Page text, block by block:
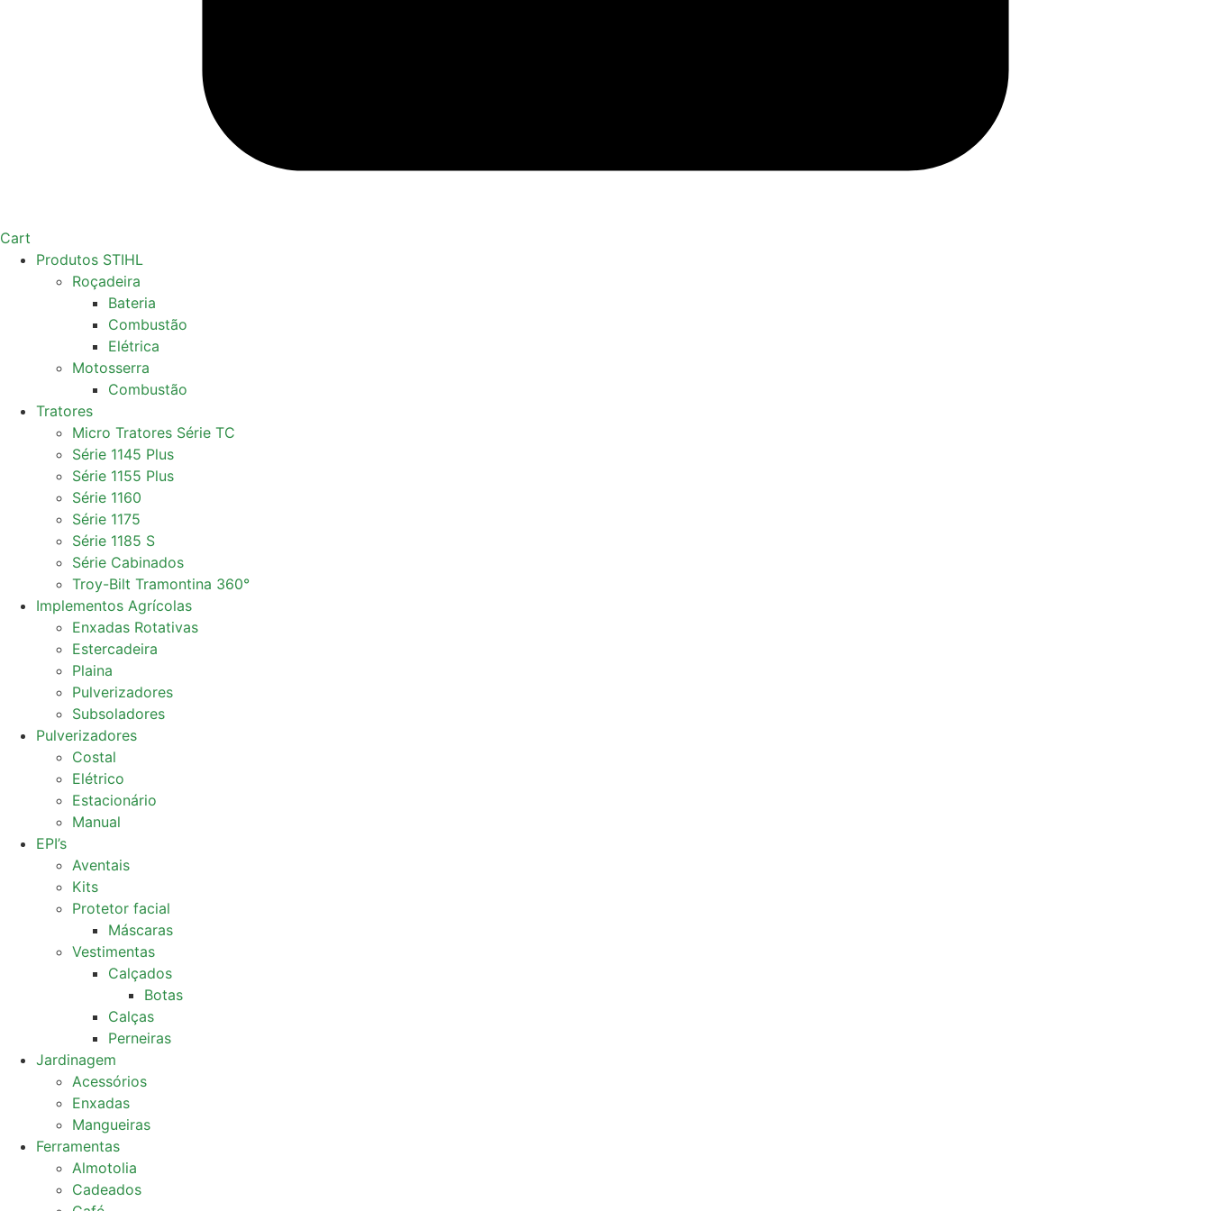
Cart
Produtos STIHL
Roçadeira
Bateria
Combustão
Elétrica
Motosserra
Combustão
Tratores
Micro Tratores Série TC
Série 1145 Plus
Série 1155 Plus
Série 1160
Série 1175
Série 1185 S
Série Cabinados
Troy-Bilt Tramontina 360°
Implementos Agrícolas
Enxadas Rotativas
Estercadeira
Plaina
Pulverizadores
Subsoladores
Pulverizadores
Costal
Elétrico
Estacionário
Manual
EPI’s
Aventais
Kits
Protetor facial
Máscaras
Vestimentas
Calçados
Botas
Calças
Perneiras
Jardinagem
Acessórios
Enxadas
Mangueiras
Ferramentas
Almotolia
Cadeados